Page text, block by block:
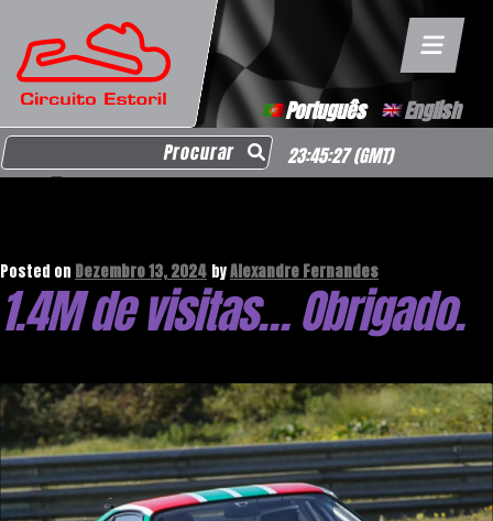
Português English
Search for: 23:45:28(GMT)
Posted on Dezembro 13, 2024 byAlexandre Fernandes
1.4M de visitas… Obrigado.